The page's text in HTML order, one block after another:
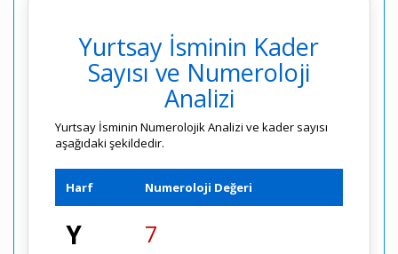
Yurtsay İsminin Kader
Sayısı ve Numeroloji
Analizi
Yurtsay İsminin Numerolojik Analizi ve kader sayısı
aşağıdaki şekildedir.
Harf Numeroloji Değeri
Y 7